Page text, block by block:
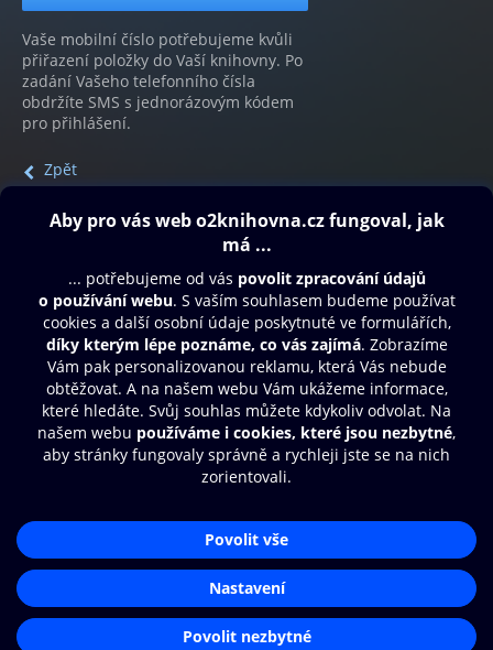
Vaše mobilní číslo potřebujeme kvůli
přiřazení položky do Vaší knihovny. Po
zadání Vašeho telefonního čísla
obdržíte SMS s jednorázovým kódem
pro přihlášení.
Zpět
Obsah ke stažení
Moje O2 Knihovna
Další zábava
© O2 Czech Republic a.s.
Přístupnost
Zásady zpracování osobních údajů
Nastavení cookies
Aplikace O2 Knihovna
Čti a poslouchej své e-knihy a
audioknihy rychleji a pohodlněji.